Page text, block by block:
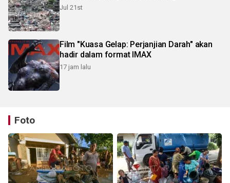
Jul 21st
Film "Kuasa Gelap: Perjanjian Darah" akan
hadir dalam format IMAX
17 jam lalu
Foto